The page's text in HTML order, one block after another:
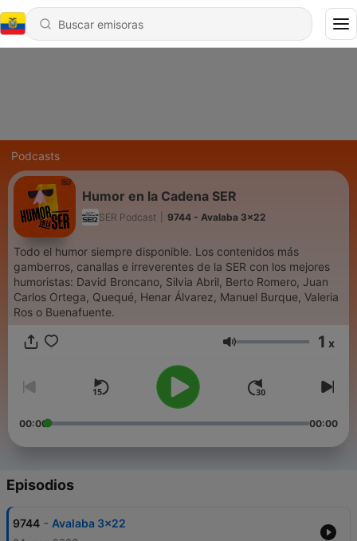
Podcasts
Humor en la Cadena SER
SER Podcast 9744 - Avalaba 3x22
Todo el humor siempre disponible. Los contenidos más
gamberros, canallas e irreverentes de la SER con los mejores
humoristas: David Broncano, Silvia Abril, Berto Romero, Juan
Carlos Ortega, Quequé, Henar Álvarez, Manuel Burque, Valeria
Ros o Buenafuente.
Volumen 1 x
00:00 00:00
Episodios
9744 - Avalaba 3x22